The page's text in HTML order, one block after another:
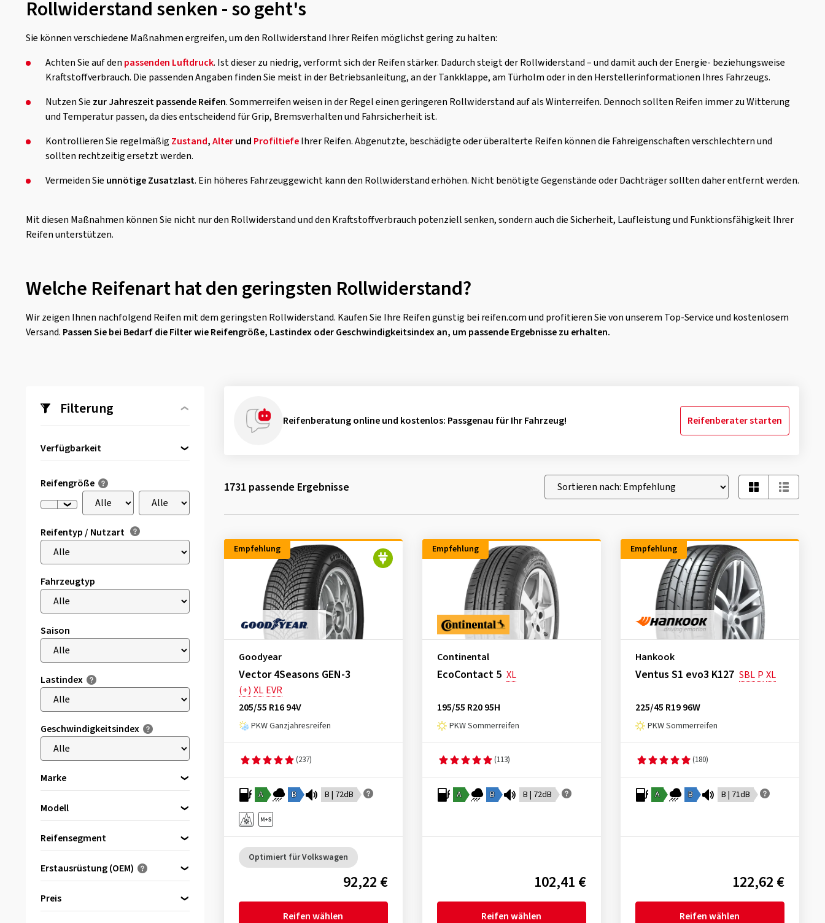
Rollwiderstand senken - so geht's
Sie können verschiedene Maßnahmen ergreifen, um den Rollwiderstand Ihrer Reifen möglichst gering zu halten:
Achten Sie auf den passenden Luftdruck. Ist dieser zu niedrig, verformt sich der Reifen stärker. Dadurch steigt der Rollwiderstand – und damit auch der Energie- beziehungsweise
Kraftstoffverbrauch. Die passenden Angaben finden Sie meist in der Betriebsanleitung, an der Tankklappe, am Türholm oder in den Herstellerinformationen Ihres Fahrzeugs.
Nutzen Sie zur Jahreszeit passende Reifen. Sommerreifen weisen in der Regel einen geringeren Rollwiderstand auf als Winterreifen. Dennoch sollten Reifen immer zu Witterung
und Temperatur passen, da dies entscheidend für Grip, Bremsverhalten und Fahrsicherheit ist.
Kontrollieren Sie regelmäßig Zustand,Alterund ProfiltiefeIhrer Reifen. Abgenutzte, beschädigte oder überalterte Reifen können die Fahreigenschaften verschlechtern und
sollten rechtzeitig ersetzt werden.
Vermeiden Sie unnötige Zusatzlast. Ein höheres Fahrzeuggewicht kann den Rollwiderstand erhöhen. Nicht benötigte Gegenstände oder Dachträger sollten daher entfernt werden.
Mit diesen Maßnahmen können Sie nicht nur den Rollwiderstand und den Kraftstoffverbrauch potenziell senken, sondern auch die Sicherheit, Laufleistung und Funktionsfähigkeit Ihrer
Reifen unterstützen.
Welche Reifenart hat den geringsten Rollwiderstand?
Wir zeigen Ihnen nachfolgend Reifen mit dem geringsten Rollwiderstand. Kaufen Sie Ihre Reifen günstig bei reifen.com und profitieren Sie von unserem Top-Service und kostenlosem
Versand. Passen Sie bei Bedarf die Filter wie Reifengröße, Lastindex oder Geschwindigkeitsindex an, um passende Ergebnisse zu erhalten.
Filterung
Verfügbarkeit
Reifengröße
Reifentyp / Nutzart
Fahrzeugtyp
Saison
Lastindex
Geschwindigkeitsindex
Marke
Bridgestone
Continental(391)
Cooper (2)
Falken(38)
Modell
Reifensegment
Markenreifen(329)
Qualitätsreifen
Erstausrüstung (OEM)
Preis
Reifenberatung online und kostenlos: Passgenau für Ihr Fahrzeug! Reifenberater starten
1731 passende Ergebnisse
Empfehlung
Goodyear
Vector 4Seasons GEN-3
(+) XL EVR
205/55 R16 94V
PKW Ganzjahresreifen
(237)
A B B | 72dB
Optimiert für Volkswagen
92,22 €
Reifen wählen
Empfehlung
Continental
EcoContact 5 XL
195/55 R20 95H
PKW Sommerreifen
(113)
A B B | 72dB
102,41 €
Reifen wählen
Empfehlung
Hankook
Ventus S1 evo3 K127 SBL P XL
225/45 R19 96W
PKW Sommerreifen
(180)
A B B | 71dB
122,62 €
Reifen wählen